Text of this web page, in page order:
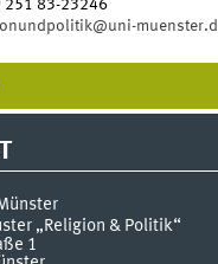
251 83-23246
„Religion & Politik“
1